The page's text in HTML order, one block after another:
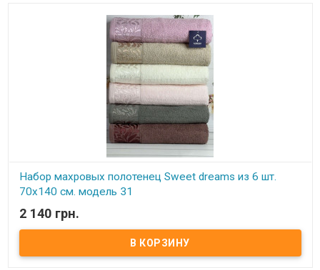
Набор махровых полотенец Sweet dreams из 6 шт.
70x140 см. модель 31
В наличии
Набор махровых полотенец Sweet dreams из 6 шт. 70x140 см.
Комплектность: 70х140 см (6 шт. ) Состав: махра, 100% хлопок.
Плотность: 550 г/м.кв. Упаковка: ПВХ Производитель: Sweet
2 140 грн.